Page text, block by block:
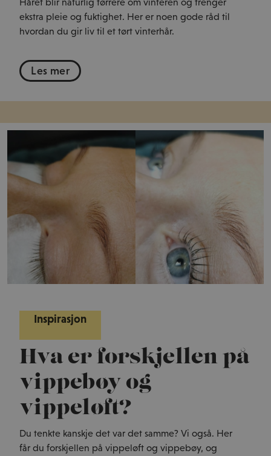
ekstra pleie og fuktighet. Her er noen gode råd til
hvordan du gir liv til et tørt vinterhår.
Les mer
Inspirasjon
Hva er forskjellen på
vippebøy og
vippeløft?
Du tenkte kanskje det var det samme? Vi også. Her
får du forskjellen på vippeløft og vippebøy, og